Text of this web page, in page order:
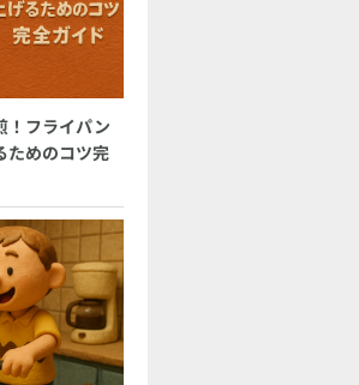
！フライパン
ためのコツ完